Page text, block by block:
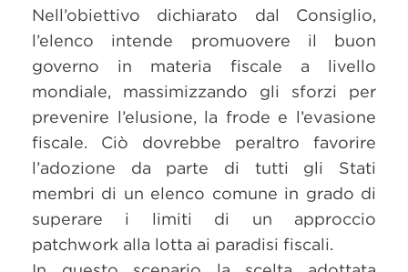
Nell’obiettivo dichiarato dal Consiglio,
l’elenco intende promuovere il buon
governo in materia fiscale a livello
mondiale, massimizzando gli sforzi per
prevenire l’elusione, la frode e l’evasione
fiscale. Ciò dovrebbe peraltro favorire
l’adozione da parte di tutti gli Stati
membri di un elenco comune in grado di
superare i limiti di un approccio
patchwork alla lotta ai paradisi fiscali.